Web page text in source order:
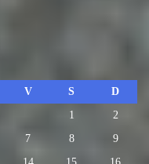
V S
D
1
2
7 8
9